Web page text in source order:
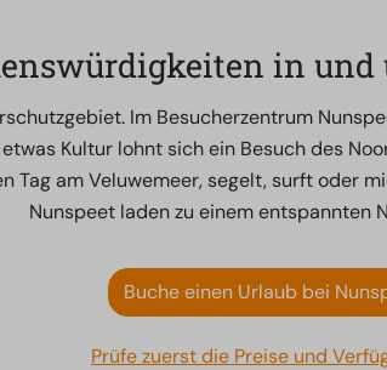
in und
Im Besucherzentrum
Kultur lohnt sich ein Besuch des
Tag am Veluwemeer, segelt, surft oder
Nunspeet laden zu einem entspannten
Buche einen Urlaub bei
Prüfe zuerst die Preise und